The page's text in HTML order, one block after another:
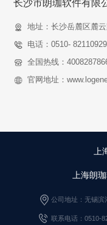
长沙市朗珈软件有限
地址：长沙岳麓区麓
电话：0510-
全国热线：
官网地址：
上海朗
公司地址：无锡滨
联系电话：0510-